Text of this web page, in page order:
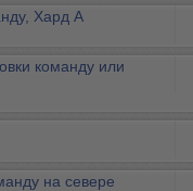
Хард А
команду или
на севере